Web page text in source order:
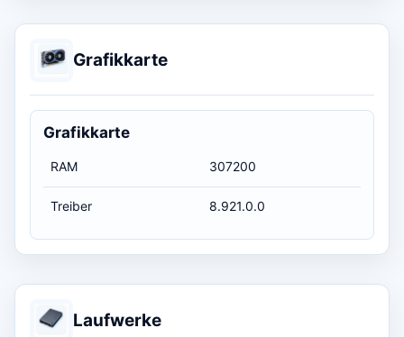
Grafikkarte
Grafikkarte
RAM 307200
Treiber 8.921.0.0
Laufwerke